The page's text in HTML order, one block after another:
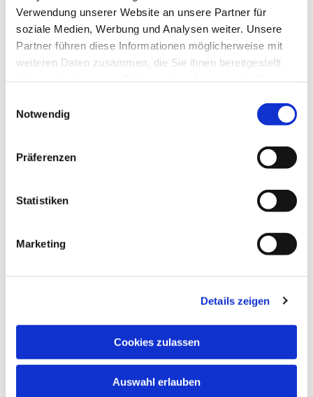
Verwendung unserer Website an unsere Partner für
soziale Medien, Werbung und Analysen weiter. Unsere
Partner führen diese Informationen möglicherweise mit
weiteren Daten zusammen, die Sie ihnen bereitgestellt
Notwendig
Präferenzen
Statistiken
Marketing
Details zeigen
Cookies zulassen
Auswahl erlauben
interessieren